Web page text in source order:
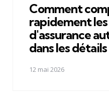
Comment
rapidement
d'assurance
dans les détails
12 mai 2026